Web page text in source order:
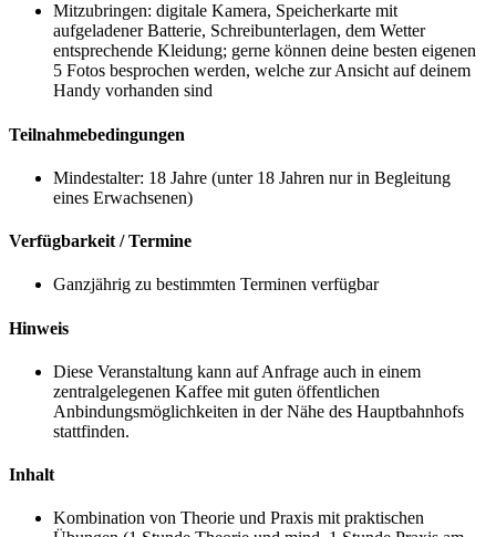
Mitzubringen: digitale Kamera, Speicherkarte mit
aufgeladener Batterie, Schreibunterlagen, dem Wetter
entsprechende Kleidung; gerne können deine besten eigenen
5 Fotos besprochen werden, welche zur Ansicht auf deinem
Handy vorhanden sind
Teilnahmebedingungen
Mindestalter: 18 Jahre (unter 18 Jahren nur in Begleitung
eines Erwachsenen)
Verfügbarkeit / Termine
Ganzjährig zu bestimmten Terminen verfügbar
Hinweis
Diese Veranstaltung kann auf Anfrage auch in einem
zentralgelegenen Kaffee mit guten öffentlichen
Anbindungsmöglichkeiten in der Nähe des Hauptbahnhofs
stattfinden.
Inhalt
Kombination von Theorie und Praxis mit praktischen